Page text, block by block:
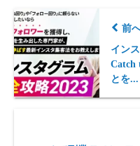
前
イン
Catch
とを...